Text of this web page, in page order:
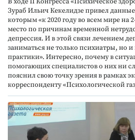
Зураб Ильич Кекелидзе привел
которым «к 2020 году во всем мире на
место по причинам временной
депрессия. И в этой связи лечением
заниматься не только психиатры, но
практики». Интересно, почему в
помогающих специалистов о них ни
пояснил свою точку зрения в рамках
корреспонденту «Психологической